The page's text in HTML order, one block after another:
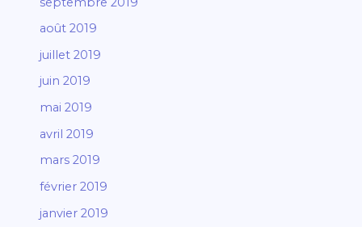
août 2019
juillet 2019
juin 2019
mai 2019
avril 2019
mars 2019
février 2019
janvier 2019